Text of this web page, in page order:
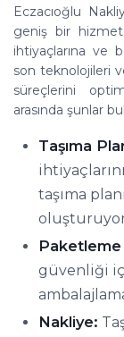
Eczacıoğlu
geniş bir hizmet
ihtiyaçlarına ve
son teknolojileri
süreçlerini
arasında şunlar
Taşıma
taşıma
Paketleme
güvenliği
Nakliye: